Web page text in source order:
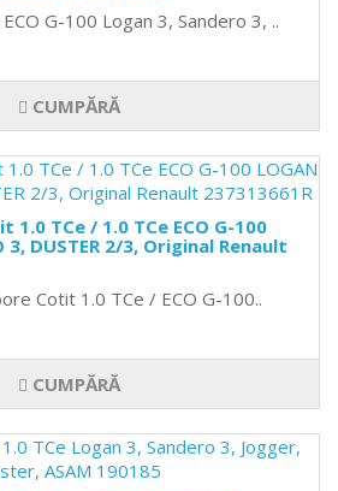
G-100 Logan 3, Sandero 3, ..
CUMPĂRĂ
TCe / 1.0 TCe ECO G-100
3, DUSTER 2/3, Original Renault
Cotit 1.0 TCe / ECO G-100..
CUMPĂRĂ